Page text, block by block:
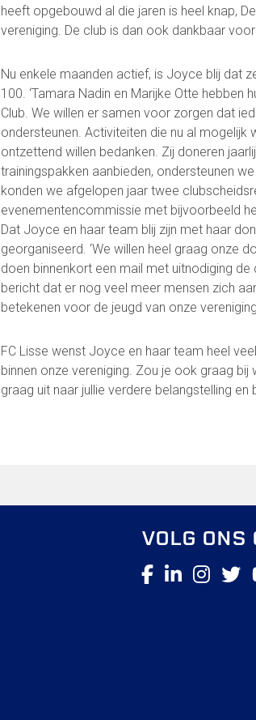
FC Lisse TV Voetbal.nl
heeft opgebouwd al die jaren is heel knap,
vereniging. De club is dan ook dankbaar
Nu enkele maanden actief, is Joyce blij dat
100. ‘Tamara Nadin en Marijke Otte
Club. We willen er samen voor zorgen dat
ondersteunen. Activiteiten die nu al
ontzettend willen bedanken. Zij doneren
trainingspakken aanbieden, ondersteunen
konden we afgelopen jaar twee
evenementencommissie met bijvoorbeeld
Dat Joyce en haar team blij zijn met haar
georganiseerd. ‘We willen heel graag onze
doen binnenkort een mail met uitnodiging
bericht dat er nog veel meer mensen zich
betekenen voor de jeugd van onze
FC Lisse wenst Joyce en haar team heel
binnen onze vereniging. Zou je ook graag
graag uit naar jullie verdere belangstelling en
VOLG ONS